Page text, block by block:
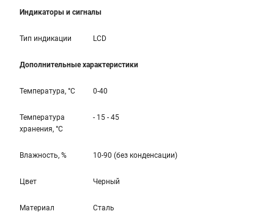
Индикаторы и сигналы
Тип индикации LCD
Дополнительные характеристики
Температура, °С 0-40
Температура
хранения, °С
- 15 - 45
Влажность, % 10-90 (без конденсации)
Цвет Черный
Материал
Сталь